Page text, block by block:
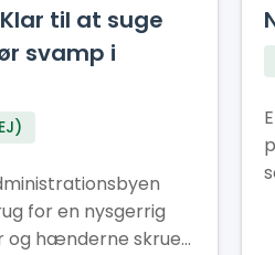
til at suge
svamp i
for en nysgerrig
og hænderne skruet